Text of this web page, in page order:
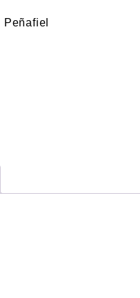
Peñafiel